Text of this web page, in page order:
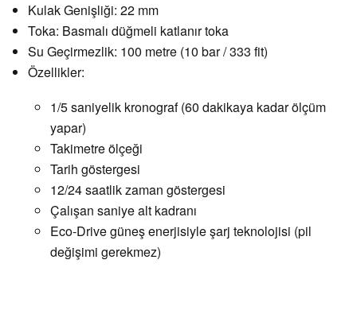
Kulak Genişliği: 22 mm
Toka: Basmalı düğmeli katlanır toka
Su Geçirmezlik: 100 metre (10 bar / 333 fit)
Özellikler:
1/5 saniyelik kronograf (60 dakikaya kadar ölçüm
yapar)
Takimetre ölçeği
Tarih göstergesi
12/24 saatlik zaman göstergesi
Çalışan saniye alt kadranı
Eco-Drive güneş enerjisiyle şarj teknolojisi (pil
değişimi gerekmez)